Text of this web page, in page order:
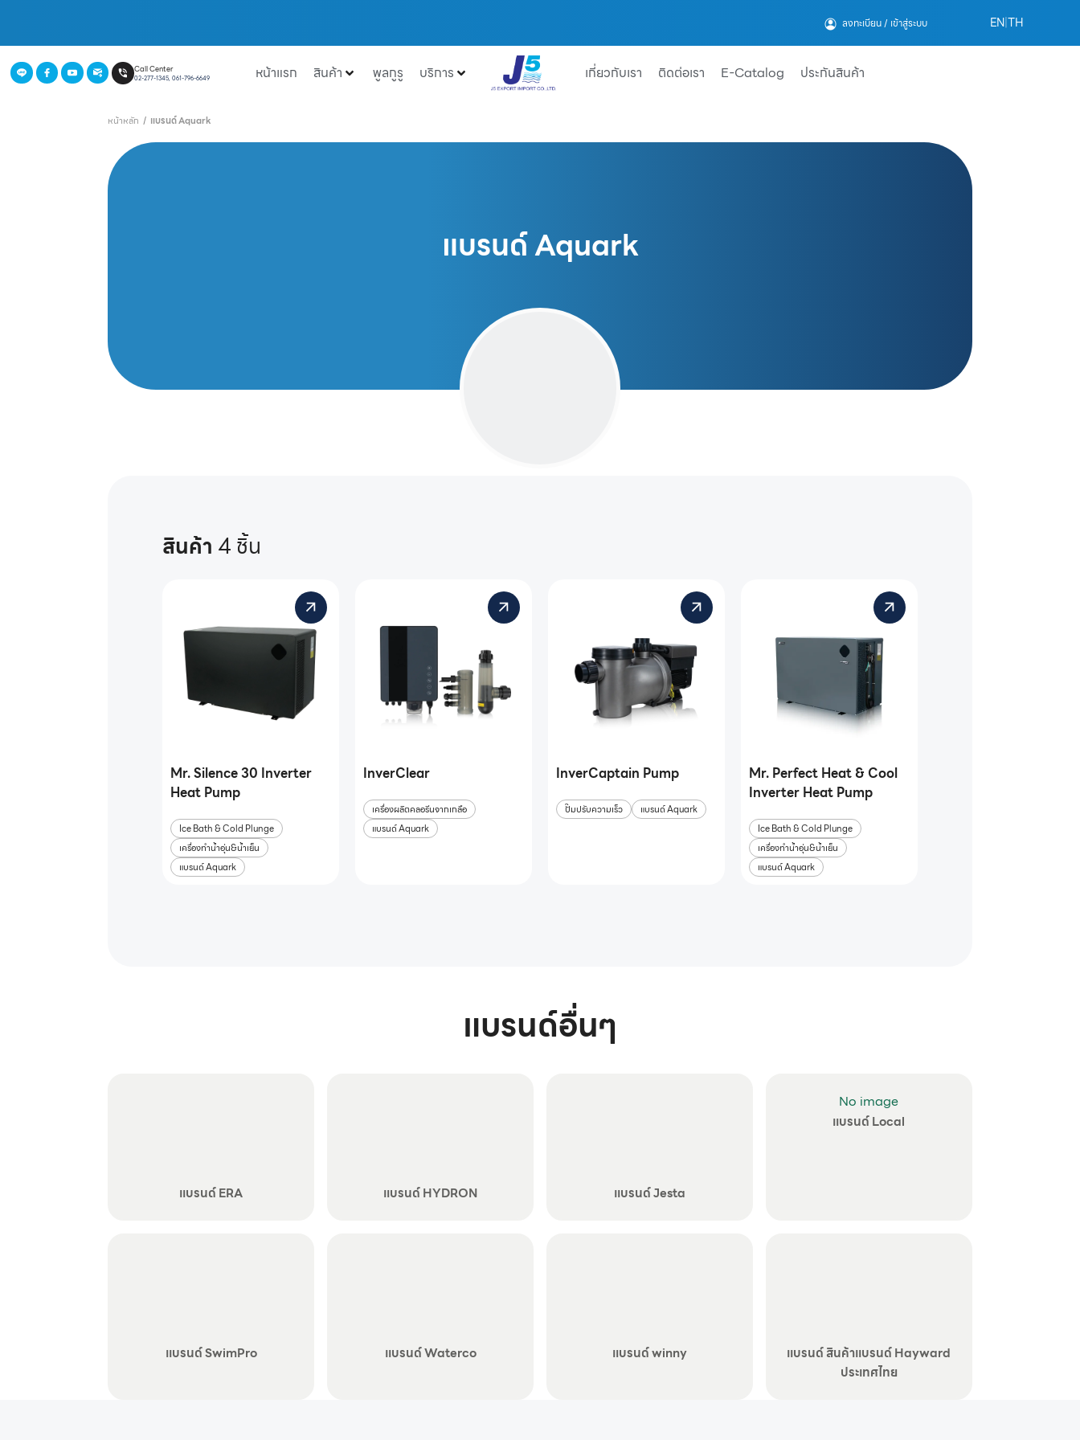
ลงทะเบียน / เข้าสู่ระบบ EN|TH
Call Center
02-277-1345, 061-796-6649 หน้าแรก สินค้า พูลกูรู บริการ เกี่ยวกับเรา ติดต่อเรา E-Catalog ประกันสินค้า
หน้าหลัก / แบรนด์ Aquark
แบรนด์ Aquark
สินค้า 4 ชิ้น
Mr. Silence 30 Inverter
Heat Pump
Ice Bath & Cold Plunge
เครื่องทำน้ำอุ่น&น้ำเย็น
แบรนด์ Aquark
InverClear
เครื่องผลิตคลอรีนจากเกลือ
แบรนด์ Aquark
InverCaptain Pump
ปั๊มปรับความเร็ว แบรนด์ Aquark
Mr. Perfect Heat & Cool
Inverter Heat Pump
Ice Bath & Cold Plunge
เครื่องทำน้ำอุ่น&น้ำเย็น
แบรนด์ Aquark
แบรนด์อื่นๆ
แบรนด์ ERA แบรนด์ HYDRON แบรนด์ Jesta
No image
แบรนด์ Local
แบรนด์ SwimPro แบรนด์ Waterco แบรนด์ winny
แบรนด์ สินค้าแบรนด์ Hayward
ประเทศไทย